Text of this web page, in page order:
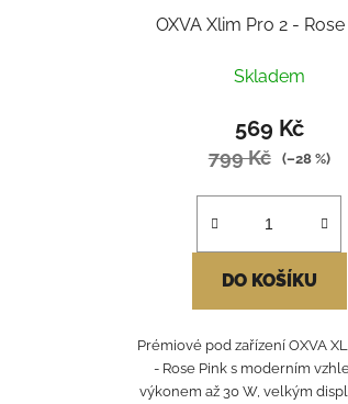
OXVA Xlim Pro 2 - Rose
Skladem
569 Kč
799 Kč (–28 %)
DO KOŠÍKU
Prémiové pod zařízení OXVA
- Rose Pink s moderním
výkonem až 30 W, velkým